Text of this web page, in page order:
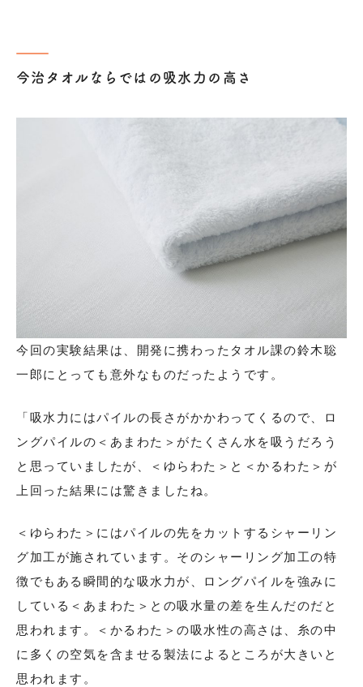
今治タオルならではの吸水力の高さ
今回の実験結果は、開発に携わったタオル課の鈴木聡
一郎にとっても意外なものだったようです。
「吸水力にはパイルの長さがかかわってくるので、ロ
ングパイルの＜あまわた＞がたくさん水を吸うだろう
と思っていましたが、＜ゆらわた＞と＜かるわた＞が
上回った結果には驚きましたね。
＜ゆらわた＞にはパイルの先をカットするシャーリン
グ加工が施されています。そのシャーリング加工の特
徴でもある瞬間的な吸水力が、ロングパイルを強みに
している＜あまわた＞との吸水量の差を生んだのだと
思われます。＜かるわた＞の吸水性の高さは、糸の中
に多くの空気を含ませる製法によるところが大きいと
思われます。